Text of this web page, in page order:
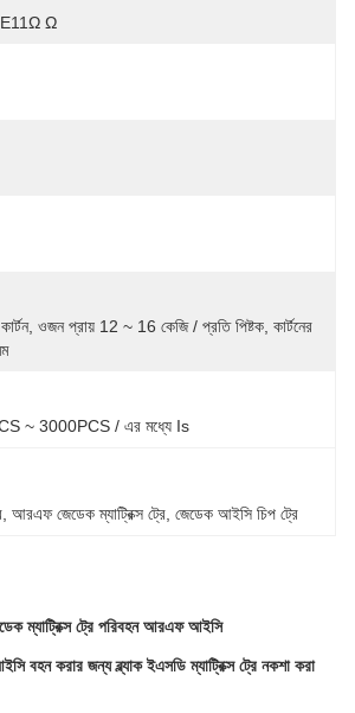
Ω
ওজন প্রায় 12 ~ 16 কেজি / প্রতি পিষ্টক, কার্টনের
~ 3000PCS / এর মধ্যে Is
আরএফ জেডেক ম্যাট্রিক্স ট্রে জেডেক আইসি চিপ ট্রে
ম্যাট্রিক্স ট্রে পরিবহন আরএফ আইসি
বহন করার জন্য ব্ল্যাক ইএসডি ম্যাট্রিক্স ট্রে নকশা করা